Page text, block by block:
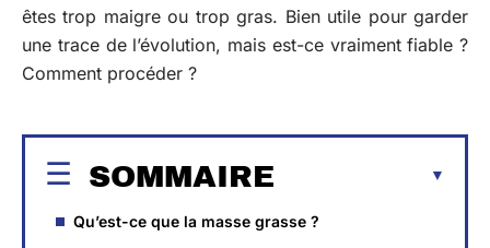
êtes trop maigre ou trop gras. Bien utile pour garder
une trace de l’évolution, mais est-ce vraiment fiable ?
Comment procéder ?
SOMMAIRE
Qu’est-ce que la masse grasse ?